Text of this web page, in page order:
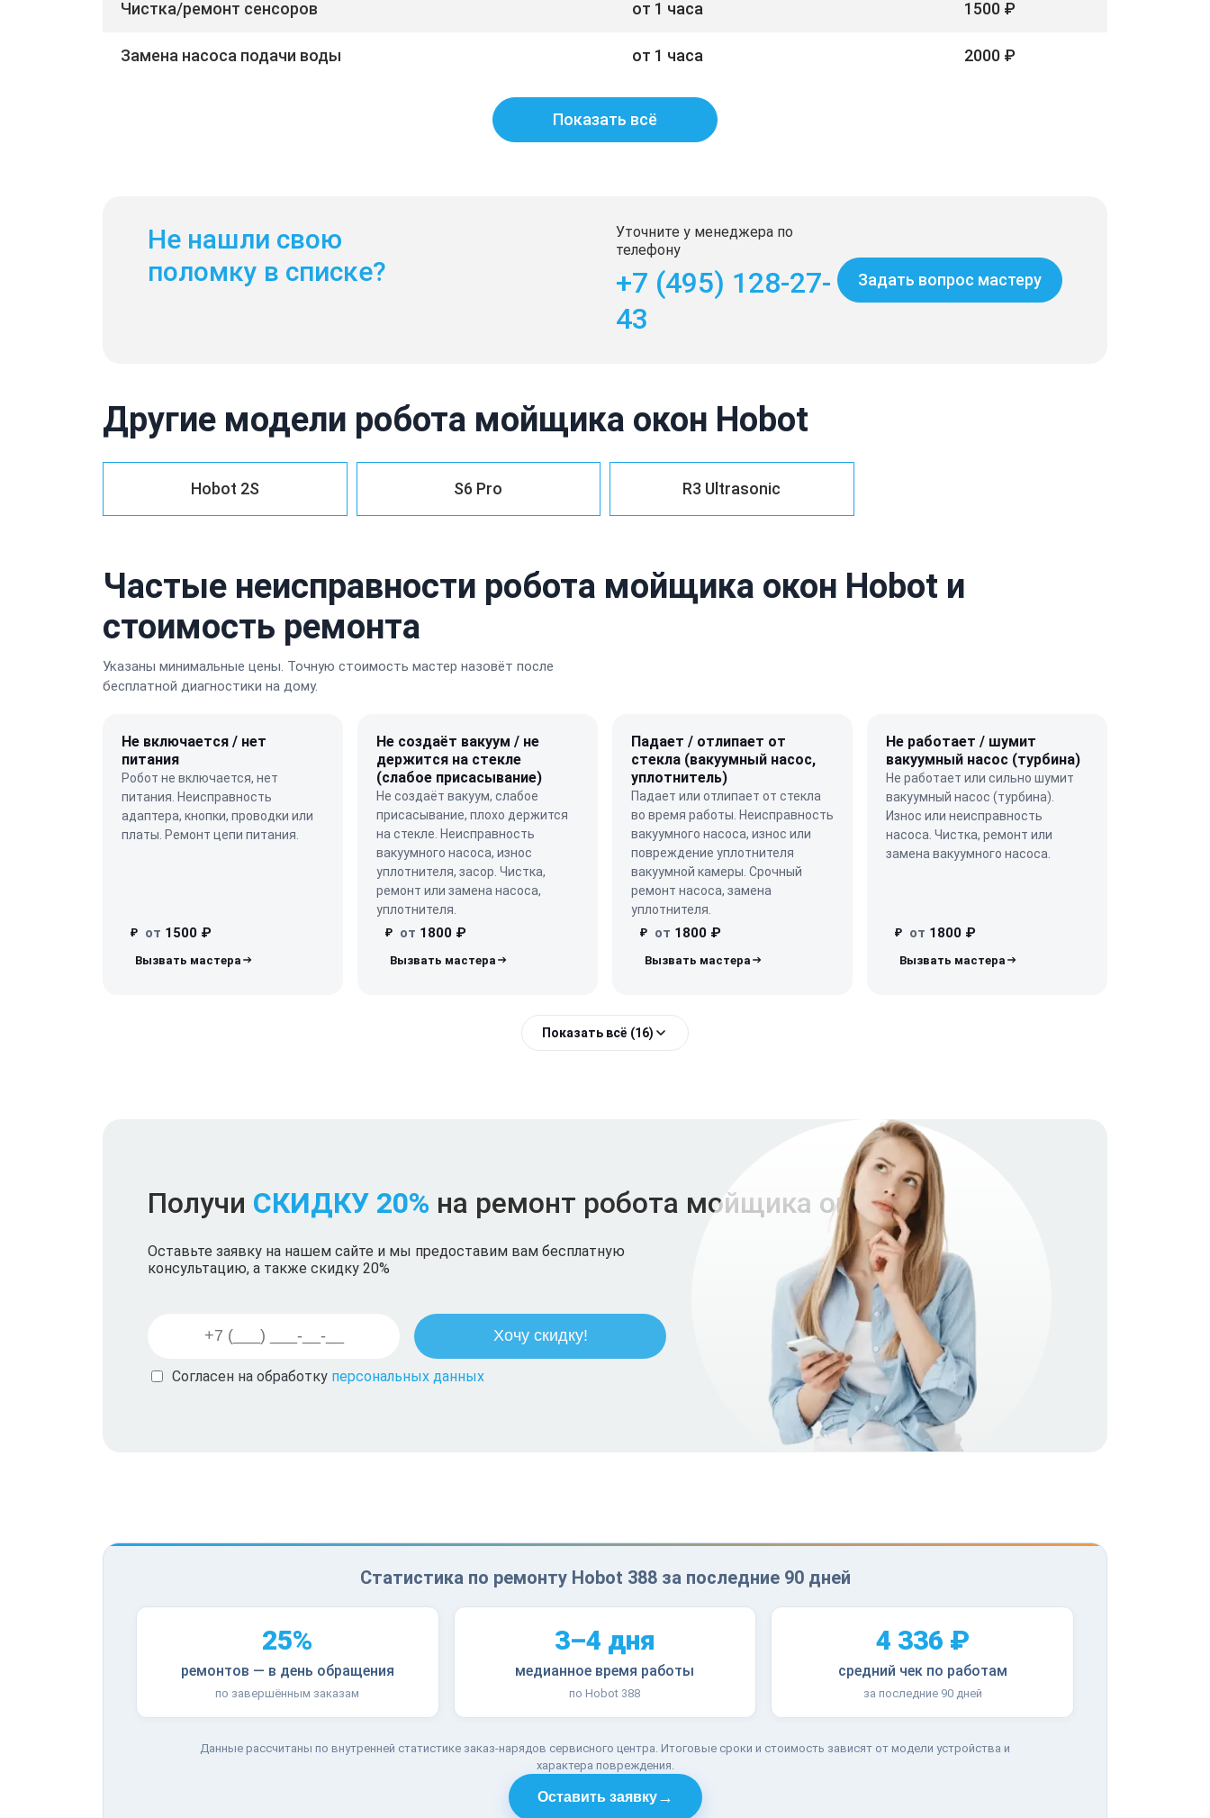
Чистка/ремонт сенсоров от 1 часа 1500 ₽
Замена насоса подачи воды от 1 часа 2000 ₽
Показать всё
Не нашли свою
поломку в списке?
Уточните у менеджера по
телефону
+7 (495) 128-27-
43
Задать вопрос мастеру
Другие модели робота мойщика окон Hobot
Hobot 2S S6 Pro R3 Ultrasonic
Частые неисправности робота мойщика окон Hobot и
стоимость ремонта
Указаны минимальные цены. Точную стоимость мастер назовёт после
бесплатной диагностики на дому.
Не включается / нет
питания
Робот не включается, нет
питания. Неисправность
адаптера, кнопки, проводки или
платы. Ремонт цепи питания.
₽ от 1500 ₽
Не создаёт вакуум / не
держится на стекле
(слабое присасывание)
Не создаёт вакуум, слабое
присасывание, плохо держится
на стекле. Неисправность
вакуумного насоса, износ
уплотнителя, засор. Чистка,
ремонт или замена насоса,
уплотнителя.
₽ от 1800 ₽
Падает / отлипает от
стекла (вакуумный насос,
уплотнитель)
Падает или отлипает от стекла
во время работы. Неисправность
вакуумного насоса, износ или
повреждение уплотнителя
вакуумной камеры. Срочный
ремонт насоса, замена
уплотнителя.
₽ от 1800 ₽
Не работает / шумит
вакуумный насос (турбина)
Не работает или сильно шумит
вакуумный насос (турбина).
Износ или неисправность
насоса. Чистка, ремонт или
замена вакуумного насоса.
₽ от 1800 ₽
Показать всё (16)
Получи СКИДКУ 20% на ремонт робота мойщика окон 388
Оставьте заявку на нашем сайте и мы предоставим вам бесплатную
консультацию, а также скидку 20%
Согласен на обработку персональных данных
Статистика по ремонту Hobot 388 за последние 90 дней
25%
ремонтов — в день обращения
по завершённым заказам
3–4 дня
медианное время работы
по Hobot 388
4 336 ₽
средний чек по работам
за последние 90 дней
Данные рассчитаны по внутренней статистике заказ-нарядов сервисного центра. Итоговые сроки и стоимость зависят от модели устройства и
характера повреждения.
Оставить заявку→